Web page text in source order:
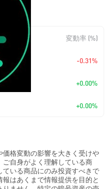
変動率 (%)
-0.31%
+0.00%
+0.00%
格変動の影響を大きく受けや
自身がよく理解している商
いる商品にのみ投資すべきで
はあくまで情報提供を目的と